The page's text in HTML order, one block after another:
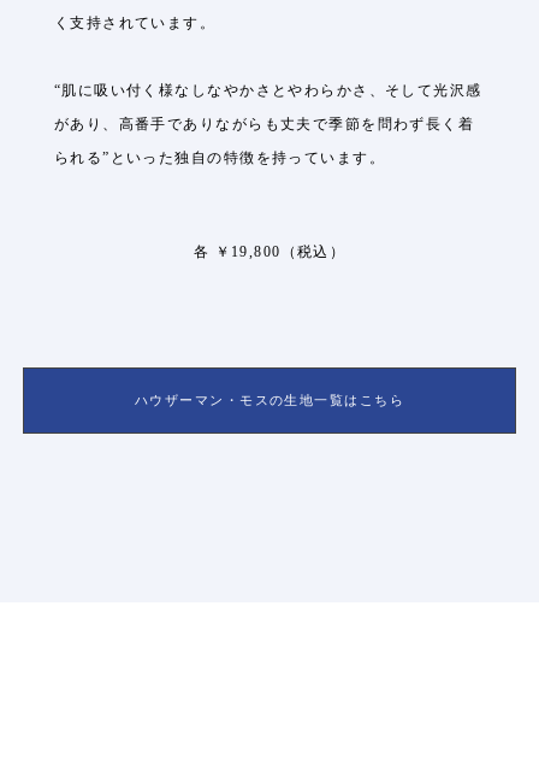
く支持されています。
“肌に吸い付く様なしなやかさとやわらかさ、そして光沢感
があり、高番手でありながらも丈夫で季節を問わず長く着
られる”といった独自の特徴を持っています。
各 ￥19,800（税込）
ハウザーマン・モスの生地一覧はこちら